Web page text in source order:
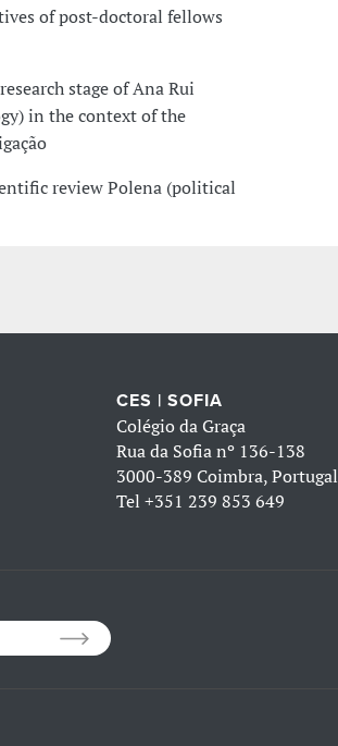
of post-doctoral fellows
stage of Ana Rui
in the context of the
review Polena (political
CES | SOFIA
Colégio da Graça
Rua da Sofia nº 136-138
3000-389 Coimbra, Portugal
Tel +351 239 853 649